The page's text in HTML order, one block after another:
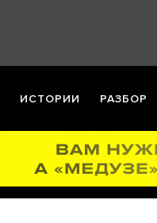
ИСТОРИИ РАЗБОР